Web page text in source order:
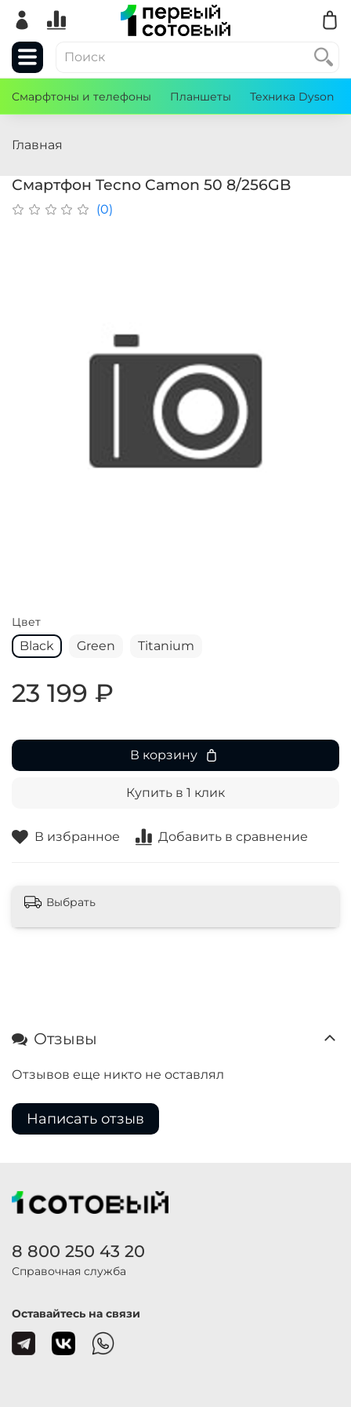
Смарфтоны и телефоны Планшеты Техника Dyson
Главная
Смартфон Tecno Camon 50 8/256GB
(0)
В избранное Добавить в сравнение
Цвет
Black Green Titanium
23 199 ₽
В корзину
Купить в 1 клик
Выбрать
Отзывы
Отзывов еще никто не оставлял
Написать отзыв
8 800 250 43 20
Справочная служба
Оставайтесь на связи